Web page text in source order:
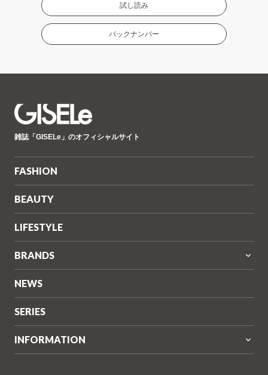
試し読み
バックナンバー
ゼ
雑誌「GISELe」のオフィシャルサイト
FASHION
BEAUTY
LIFESTYLE
BRANDS
NEWS
SERIES
INFORMATION